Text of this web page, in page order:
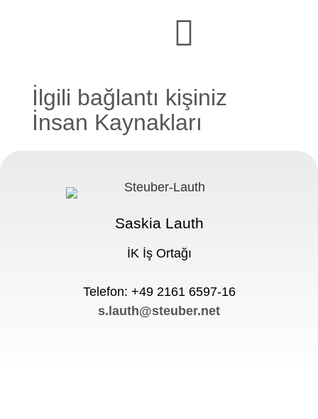
İlgili bağlantı kişiniz
İnsan Kaynakları
Saskia Lauth
İK İş Ortağı
Telefon: +49 2161 6597-16
s.lauth@steuber.net